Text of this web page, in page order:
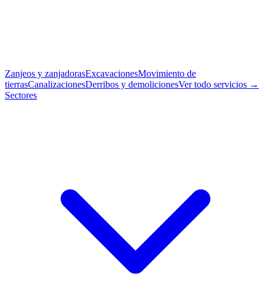
Zanjeos y zanjadorasExcavacionesMovimiento de
tierrasCanalizacionesDerribos y demolicionesVer todo servicios →
Sectores